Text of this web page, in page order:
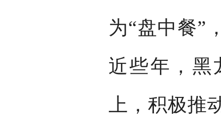
为“盘中餐”
近些年，黑
上，积极推